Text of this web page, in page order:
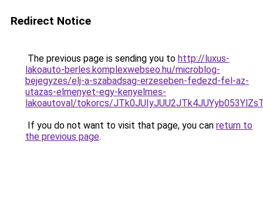
Redirect Notice
The previous page is sending you to http://luxus-
lakoauto-berles.komplexwebseo.hu/microblog-
bejegyzes/elj-a-szabadsag-erzeseben-fedezd-fel-az-
utazas-elmenyet-egy-kenyelmes-
lakoautoval/tokorcs/
If you do not want to visit that page, you can return to
the previous page.